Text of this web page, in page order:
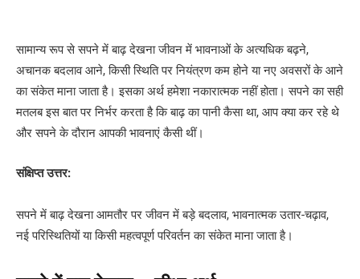
सामान्य रूप से सपने में बाढ़ देखना जीवन में भावनाओं के अत्यधिक बढ़ने,
अचानक बदलाव आने, किसी स्थिति पर नियंत्रण कम होने या नए अवसरों के आने
का संकेत माना जाता है। इसका अर्थ हमेशा नकारात्मक नहीं होता। सपने का सही
मतलब इस बात पर निर्भर करता है कि बाढ़ का पानी कैसा था, आप क्या कर रहे थे
और सपने के दौरान आपकी भावनाएं कैसी थीं।
संक्षिप्त उत्तर:
सपने में बाढ़ देखना आमतौर पर जीवन में बड़े बदलाव, भावनात्मक उतार-चढ़ाव,
नई परिस्थितियों या किसी महत्वपूर्ण परिवर्तन का संकेत माना जाता है।